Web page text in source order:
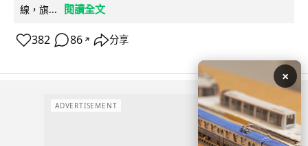
線，旗...
閱讀全文
382 86 ↗ 分享
ADVERTISEMENT
×